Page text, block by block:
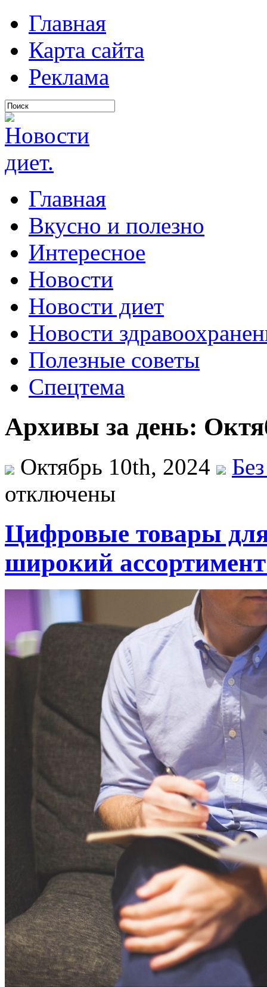
Главная
Карта сайта
Реклама
Главная
Вкусно и полезно
Интересное
Новости
Новости диет
Новости
Полезные советы
Спецтема
Архивы за день:
Октябрь 10th, 2024
отключены
Цифровые товары
широкий